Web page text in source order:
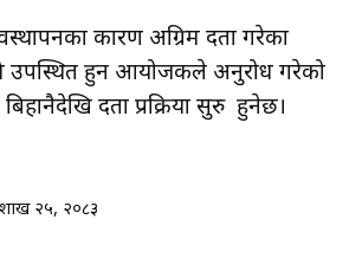
कारण अग्रिम दर्ता गरेका
उपस्थित हुन आयोजकले अनुरोध गरेको
दर्ता प्रक्रिया सुरु हुनेछ।
२५, २०८३